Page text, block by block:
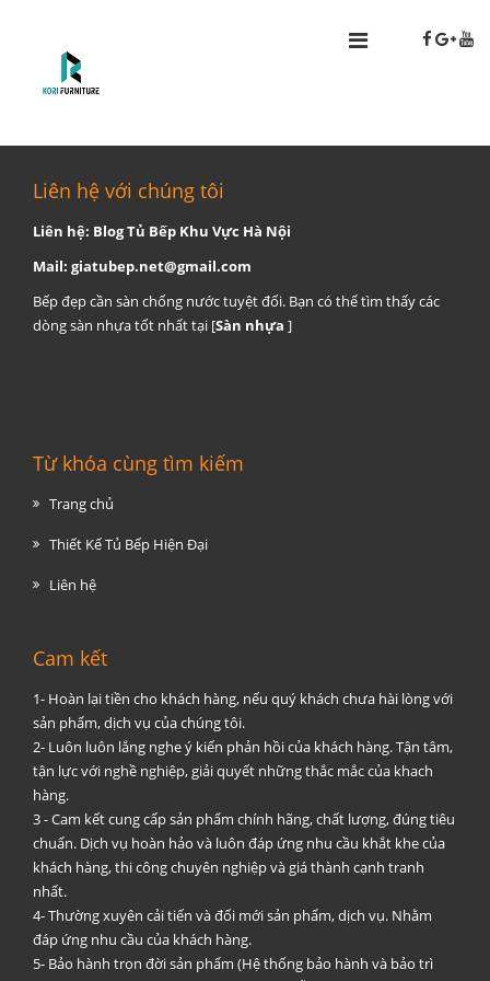
Liên hệ với chúng tôi
Liên hệ: Blog Tủ Bếp Khu Vực Hà Nội
Mail: giatubep.net@gmail.com
Bếp đẹp cần sàn chống nước tuyệt đối. Bạn có thể tìm thấy các
dòng sàn nhựa tốt nhất tại [Sàn nhựa ]
Từ khóa cùng tìm kiếm
Trang chủ
Thiết Kế Tủ Bếp Hiện Đại
Liên hệ
Cam kết
1- Hoàn lại tiền cho khách hàng, nếu quý khách chưa hài lòng với
sản phẩm, dịch vụ của chúng tôi.
2- Luôn luôn lắng nghe ý kiến phản hồi của khách hàng. Tận tâm,
tận lực với nghề nghiệp, giải quyết những thắc mắc của khach
hàng.
3 - Cam kết cung cấp sản phẩm chính hãng, chất lượng, đúng tiêu
chuẩn. Dịch vụ hoàn hảo và luôn đáp ứng nhu cầu khắt khe của
khách hàng, thi công chuyên nghiệp và giá thành cạnh tranh
nhất.
4- Thường xuyên cải tiến và đổi mới sản phẩm, dịch vụ. Nhằm
đáp ứng nhu cầu của khách hàng.
5- Bảo hành trọn đời sản phẩm (Hệ thống bảo hành và bảo trì